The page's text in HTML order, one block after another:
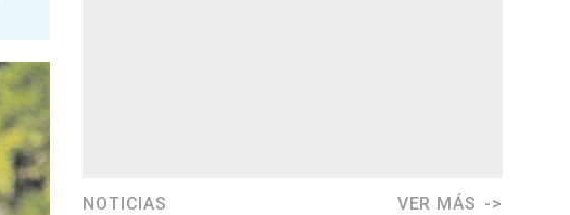
NOTICIAS VER MÁS